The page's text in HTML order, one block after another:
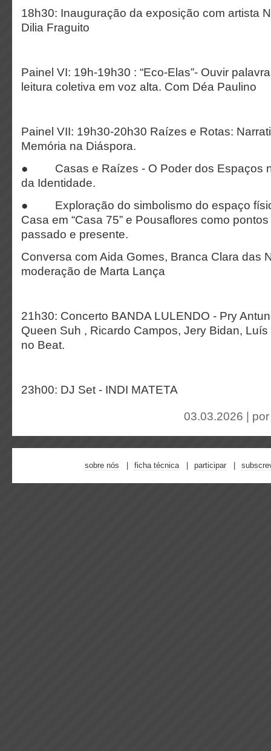
18h30: Inauguração da exposição com artista
Dilia Fraguito
Painel VI: 19h-19h30 : “Eco-Elas”- Ouvir
leitura coletiva em voz alta. Com Déa Paulino
Painel VII: 19h30-20h30 Raízes e Rotas:
Memória na Diáspora.
● Casas e Raízes - O Poder dos Espaços
da Identidade.
● Exploração do simbolismo do espaço
Casa em “Casa 75” e Pousaflores como
passado e presente.
Conversa com Aida Gomes, Branca Clara das
moderação de Marta Lança
21h30: Concerto BANDA LULENDO - Pry
Queen Suh , Ricardo Campos, Jery Bidan,
no Beat.
23h00: DJ Set - INDI MATETA
03.03.2026 |
sobre nós ficha técnica participar